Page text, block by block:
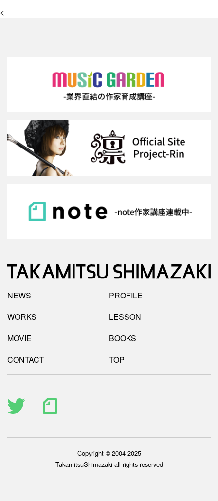
<
NEWS
PROFILE
WORKS
LESSON
MOVIE
BOOKS
CONTACT
TOP
Copyright © 2004-2025
TakamitsuShimazaki all rights reserved